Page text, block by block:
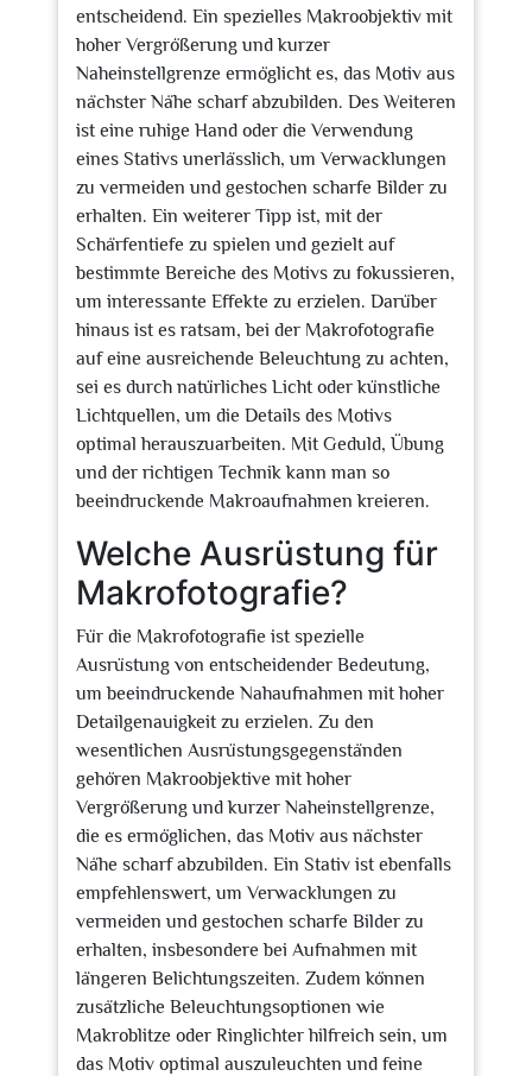
entscheidend. Ein spezielles Makroobjektiv mit
hoher Vergrößerung und kurzer
Naheinstellgrenze ermöglicht es, das Motiv aus
nächster Nähe scharf abzubilden. Des Weiteren
ist eine ruhige Hand oder die Verwendung
eines Stativs unerlässlich, um Verwacklungen
zu vermeiden und gestochen scharfe Bilder zu
erhalten. Ein weiterer Tipp ist, mit der
Schärfentiefe zu spielen und gezielt auf
bestimmte Bereiche des Motivs zu fokussieren,
um interessante Effekte zu erzielen. Darüber
hinaus ist es ratsam, bei der Makrofotografie
auf eine ausreichende Beleuchtung zu achten,
sei es durch natürliches Licht oder künstliche
Lichtquellen, um die Details des Motivs
optimal herauszuarbeiten. Mit Geduld, Übung
und der richtigen Technik kann man so
beeindruckende Makroaufnahmen kreieren.
Welche Ausrüstung für
Makrofotografie?
Für die Makrofotografie ist spezielle
Ausrüstung von entscheidender Bedeutung,
um beeindruckende Nahaufnahmen mit hoher
Detailgenauigkeit zu erzielen. Zu den
wesentlichen Ausrüstungsgegenständen
gehören Makroobjektive mit hoher
Vergrößerung und kurzer Naheinstellgrenze,
die es ermöglichen, das Motiv aus nächster
Nähe scharf abzubilden. Ein Stativ ist ebenfalls
empfehlenswert, um Verwacklungen zu
vermeiden und gestochen scharfe Bilder zu
erhalten, insbesondere bei Aufnahmen mit
längeren Belichtungszeiten. Zudem können
zusätzliche Beleuchtungsoptionen wie
Makroblitze oder Ringlichter hilfreich sein, um
das Motiv optimal auszuleuchten und feine